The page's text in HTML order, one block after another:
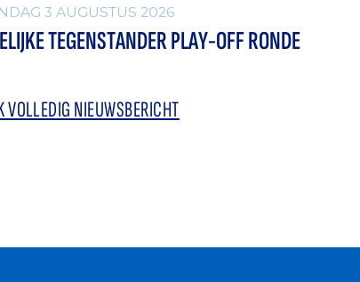
3 AUGUSTUS 2026
TEGENSTANDER PLAY-OFF RONDE
VOLLEDIG NIEUWSBERICHT